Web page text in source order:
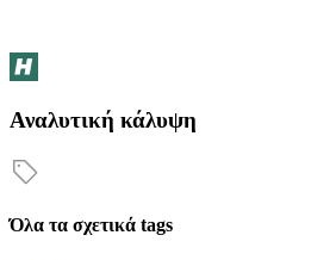
Αναλυτική κάλυψη
Όλα τα σχετικά tags